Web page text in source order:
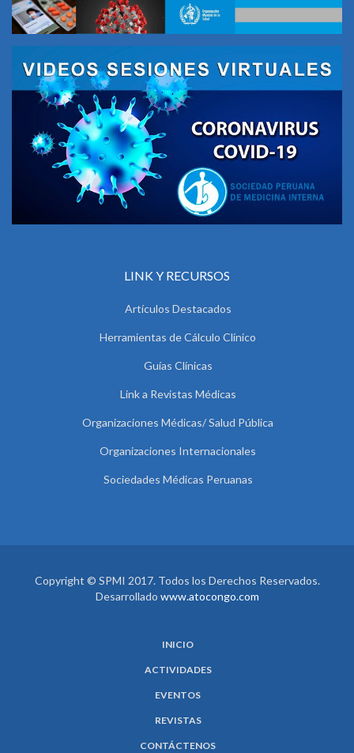
LINK Y RECURSOS
Artículos Destacados
Herramientas de Cálculo Clínico
Guías Clínicas
Link a Revistas Médicas
Organizaciones Médicas/ Salud Pública
Organizaciones Internacionales
Sociedades Médicas Peruanas
Copyright © SPMI 2017. Todos los Derechos Reservados.
Desarrollado www.atocongo.com
INICIO
ACTIVIDADES
EVENTOS
REVISTAS
CONTÁCTENOS